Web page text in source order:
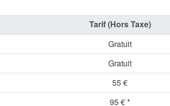
Tarif (Hors Taxe)
Gratuit
Gratuit
55 €
95 € *